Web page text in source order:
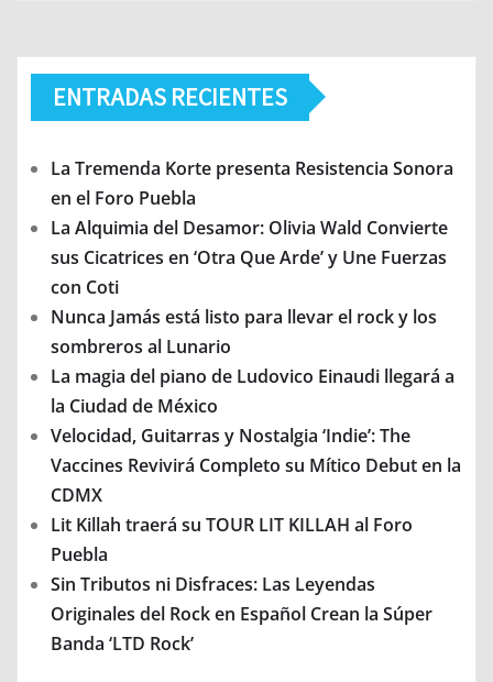
ENTRADAS RECIENTES
La Tremenda Korte presenta Resistencia Sonora
en el Foro Puebla
La Alquimia del Desamor: Olivia Wald Convierte
sus Cicatrices en ‘Otra Que Arde’ y Une Fuerzas
con Coti
Nunca Jamás está listo para llevar el rock y los
sombreros al Lunario
La magia del piano de Ludovico Einaudi llegará a
la Ciudad de México
Velocidad, Guitarras y Nostalgia ‘Indie’: The
Vaccines Revivirá Completo su Mítico Debut en la
CDMX
Lit Killah traerá su TOUR LIT KILLAH al Foro
Puebla
Sin Tributos ni Disfraces: Las Leyendas
Originales del Rock en Español Crean la Súper
Banda ‘LTD Rock’